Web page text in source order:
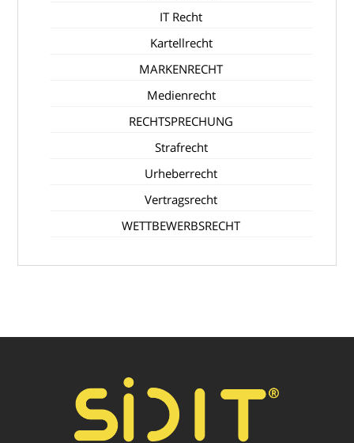
IT Recht
Kartellrecht
MARKENRECHT
Medienrecht
RECHTSPRECHUNG
Strafrecht
Urheberrecht
Vertragsrecht
WETTBEWERBSRECHT